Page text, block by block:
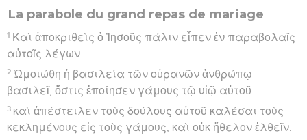
La parabole du grand repas de mariage
1 Καὶ ἀποκριθεὶς ὁ Ἰησοῦς πάλιν εἶπεν ἐν παραβολαῖς
αὐτοῖς λέγων·
2 Ὡμοιώθη ἡ βασιλεία τῶν οὐρανῶν ἀνθρώπῳ
βασιλεῖ, ὅστις ἐποίησεν γάμους τῷ υἱῷ αὐτοῦ.
3 καὶ ἀπέστειλεν τοὺς δούλους αὐτοῦ καλέσαι τοὺς
κεκλημένους εἰς τοὺς γάμους, καὶ οὐκ ἤθελον ἐλθεῖν.